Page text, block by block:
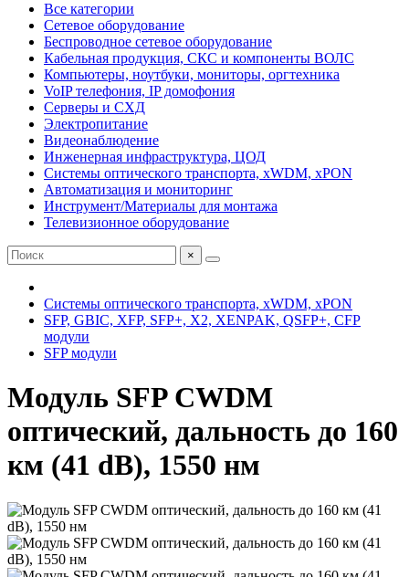
Все категории
Сетевое оборудование
Беспроводное сетевое оборудование
Кабельная продукция, СКС и компоненты ВОЛС
Компьютеры, ноутбуки, мониторы, оргтехника
VoIP телефония, IP домофония
Серверы и СХД
Электропитание
Видеонаблюдение
Инженерная инфраструктура, ЦОД
Системы оптического транспорта, xWDM, xPON
Автоматизация и мониторинг
Инструмент/Материалы для монтажа
Телевизионное оборудование
×
Системы оптического транспорта, xWDM, xPON
SFP, GBIC, XFP, SFP+, X2, XENPAK, QSFP+, CFP
модули
SFP модули
Модуль SFP CWDM
оптический, дальность до 160
км (41 dB), 1550 нм